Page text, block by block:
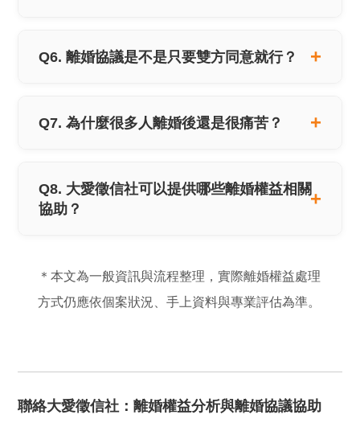
Q6. 離婚協議是不是只要雙方同意就行？
Q7. 為什麼很多人離婚後還是很痛苦？
Q8. 大愛徵信社可以提供哪些離婚權益相關
協助？
＊本文為一般資訊與流程整理，實際離婚權益處理
方式仍應依個案狀況、手上資料與專業評估為準。
聯絡大愛徵信社：離婚權益分析與離婚協議協助